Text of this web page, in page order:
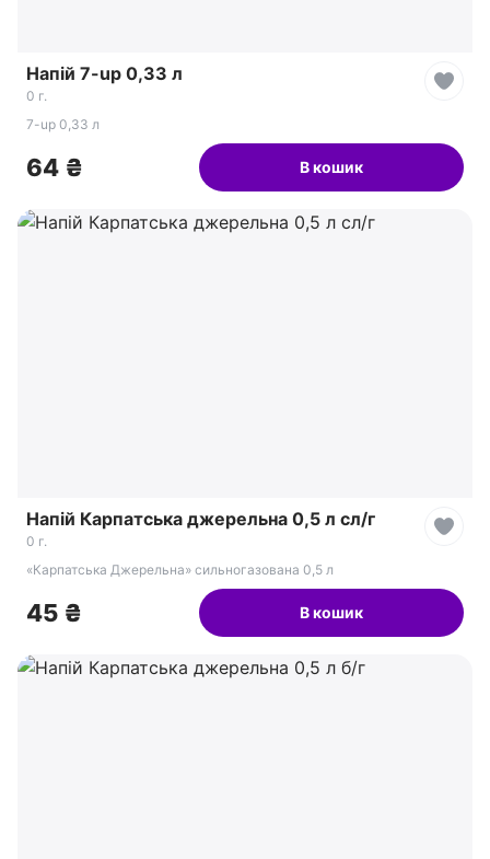
Напій 7-up 0,33 л
0 г.
7-up 0,33 л
64 ₴ В кошик
Напій Карпатська джерельна 0,5 л сл/г
0 г.
«Карпатська Джерельна» сильногазована 0,5 л
45 ₴ В кошик